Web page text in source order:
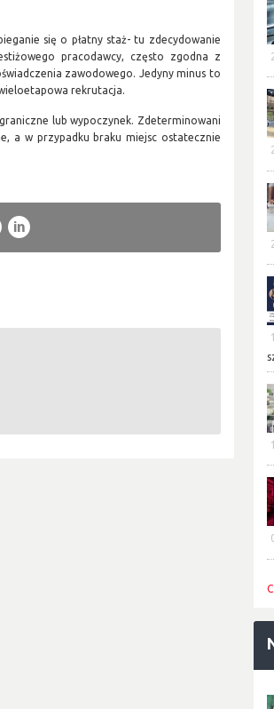
się o płatny staż- tu zdecydowanie
pracodawcy, często zgodna z
zawodowego. Jedyny minus to
rekrutacja.
lub wypoczynek. Zdeterminowani
a w przypadku braku miejsc ostatecznie
l